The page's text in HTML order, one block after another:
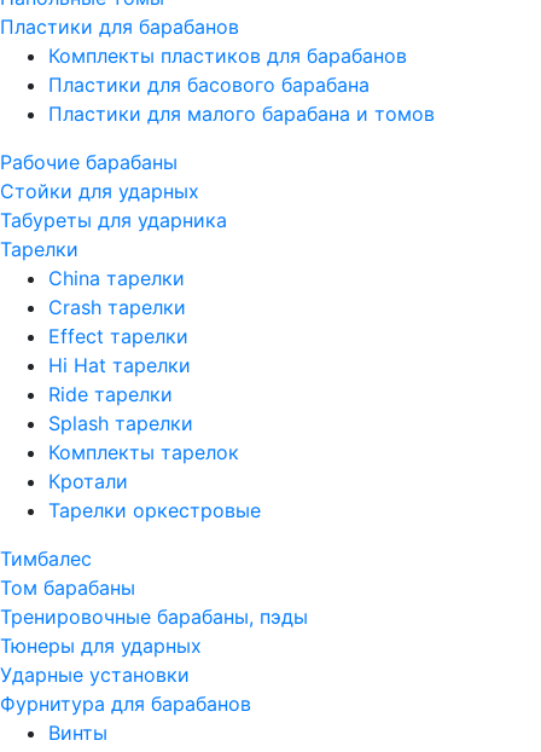
Пластики для барабанов
Комплекты пластиков для барабанов
Пластики для басового барабана
Пластики для малого барабана и томов
Рабочие барабаны
Стойки для ударных
Табуреты для ударника
Тарелки
China тарелки
Crash тарелки
Effect тарелки
Hi Hat тарелки
Ride тарелки
Splash тарелки
Комплекты тарелок
Кротали
Тарелки оркестровые
Тимбалес
Том барабаны
Тренировочные барабаны, пэды
Тюнеры для ударных
Ударные установки
Фурнитура для барабанов
Винты